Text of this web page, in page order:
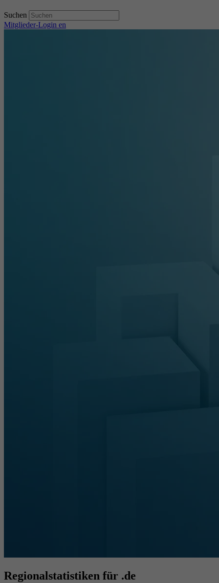
Suchen
Mitglieder-Login en
Regionalstatistiken für .de